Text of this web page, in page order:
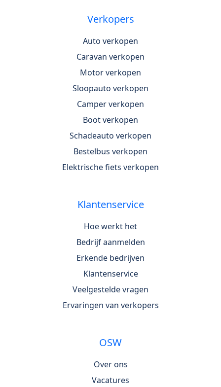
Verkopers
Auto verkopen
Caravan verkopen
Motor verkopen
Sloopauto verkopen
Camper verkopen
Boot verkopen
Schadeauto verkopen
Bestelbus verkopen
Elektrische fiets verkopen
Klantenservice
Hoe werkt het
Bedrijf aanmelden
Erkende bedrijven
Klantenservice
Veelgestelde vragen
Ervaringen van verkopers
OSW
Over ons
Vacatures